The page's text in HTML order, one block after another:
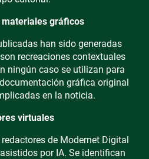
materiales gráficos
han sido generadas
recreaciones contextuales
ningún caso se utilizan para
gráfica original
en la noticia.
virtuales
de Modernet Digital
por IA. Se identifican